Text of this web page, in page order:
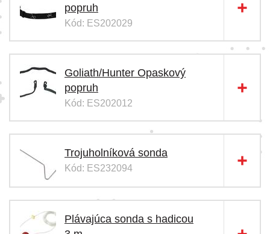
popruh
Kód: ES202029
Goliath/Hunter Opaskový
popruh
Kód: ES202012
Trojuholníková sonda
Kód: ES232094
Plávajúca sonda s hadicou